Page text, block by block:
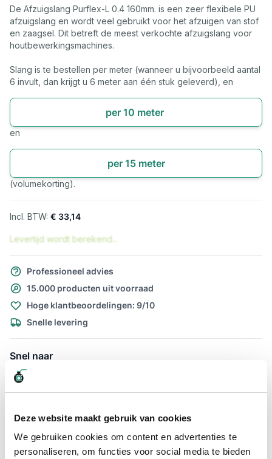
Deze website maakt gebruik van cookies
We gebruiken cookies om content en advertenties te
personaliseren, om functies voor social media te bieden
De Afzuigslang Purflex-L 0.4 160mm. is een zeer flexibele PU
afzuigslang en wordt veel gebruikt voor het afzuigen van stof
en zaagsel. Dit betreft de meest verkochte afzuigslang voor
houtbewerkingsmachines.
Slang is te bestellen per meter (wanneer u bijvoorbeeld aantal
6 invult, dan krijgt u 6 meter aan één stuk geleverd), en
per 10 meter
en
per 15 meter
(volumekorting).
€ 33,14
Levertijd wordt berekend...
Professioneel advies
15.000 producten uit voorraad
Hoge klantbeoordelingen: 9/10
Snelle levering
Snel naar
Details
Afzuigslang Afzuigslang Purflex-L
0.4 160mm. per meter te bestellen